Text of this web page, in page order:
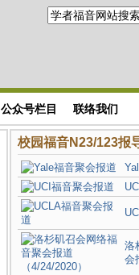
公众号栏目 联络我们
校园福音N23/123报
洛
会